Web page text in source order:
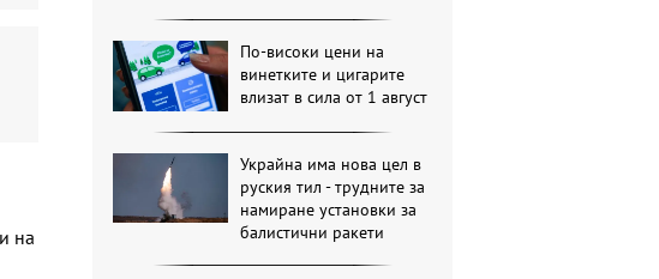
на
По-високи цени на
винетките и цигарите
влизат в сила от 1 август
Украйна има нова цел в
руския тил - трудните за
намиране установки за
балистични ракети